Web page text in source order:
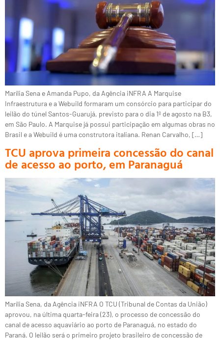
Marília Sena e Amanda Pupo, da Agência iNFRA A Marquise
Infraestrutura e a Webuild formaram um consórcio para participar do
leilão do túnel Santos-Guarujá, previsto para o dia 1º de agosto na B3,
em São Paulo. A Marquise já possui participação em algumas obras no
Brasil e a Webuild é uma construtora italiana. Renan Carvalho, […]
TCU aprova primeira concessão do canal
de acesso ao porto, em Paranaguá
Marília Sena, da Agência iNFRA O TCU (Tribunal de Contas da União)
aprovou, na última quarta-feira (23), o processo de concessão do
canal de acesso aquaviário ao porto de Paranaguá, no estado do
Paraná. O leilão será o primeiro projeto brasileiro de concessão de